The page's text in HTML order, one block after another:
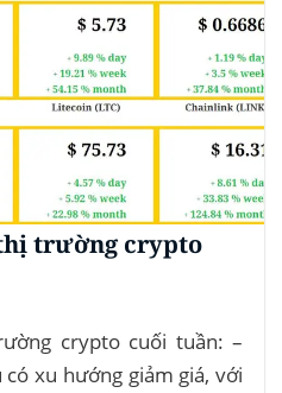
trường crypto
crypto cuối tuần: –
xu hướng giảm giá, với